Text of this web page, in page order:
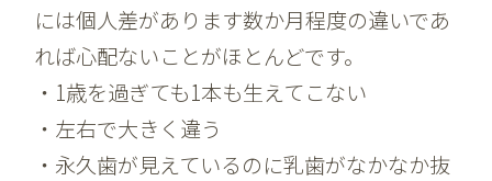
には個人差があります数か月程度の違いであ
れば心配ないことがほとんどです。
・1歳を過ぎても1本も生えてこない
・左右で大きく違う
・永久歯が見えているのに乳歯がなかなか抜